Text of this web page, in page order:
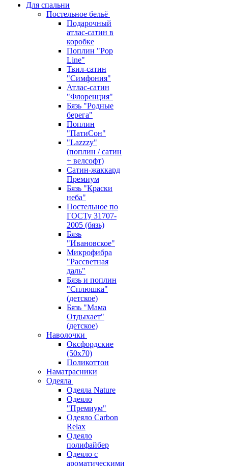
Для спальни
Постельное бельё
Подарочный
атлас-сатин в
коробке
Поплин "Pop
Line"
Твил-сатин
"Симфония"
Атлас-сатин
"Флоренция"
Бязь "Родные
берега"
Поплин
"ПатиСон"
"Lazzzy"
(поплин / сатин
+ велсофт)
Сатин-жаккард
Премиум
Бязь "Краски
неба"
Постельное по
ГОСТу 31707-
2005 (бязь)
Бязь
"Ивановское"
Микрофибра
"Рассветная
даль"
Бязь и поплин
"Сплюшка"
(детское)
Бязь "Мама
Отдыхает"
(детское)
Наволочки
Оксфордские
(50х70)
Поликоттон
Наматрасники
Одеяла
Одеяла Nature
Одеяло
"Премиум"
Одеяло Carbon
Relax
Одеяло
полифайбер
Одеяло с
ароматическими